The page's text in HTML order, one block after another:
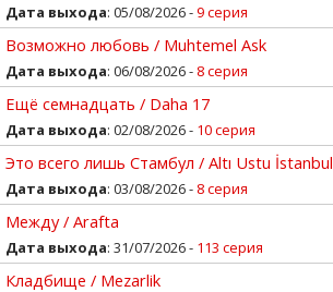
Дата выхода: 05/08/2026 -9 серия
Возможно любовь / Muhtemel Ask
Дата выхода: 06/08/2026 - 8 серия
Ещё семнадцать / Daha 17
Дата выхода: 02/08/2026 - 10 серия
Это всего лишь Стамбул / Altı Ustu İstanbul
Дата выхода: 03/08/2026 - 8 серия
Между / Arafta
Дата выхода: 31/07/2026 - 113 серия
Кладбище / Mezarlik